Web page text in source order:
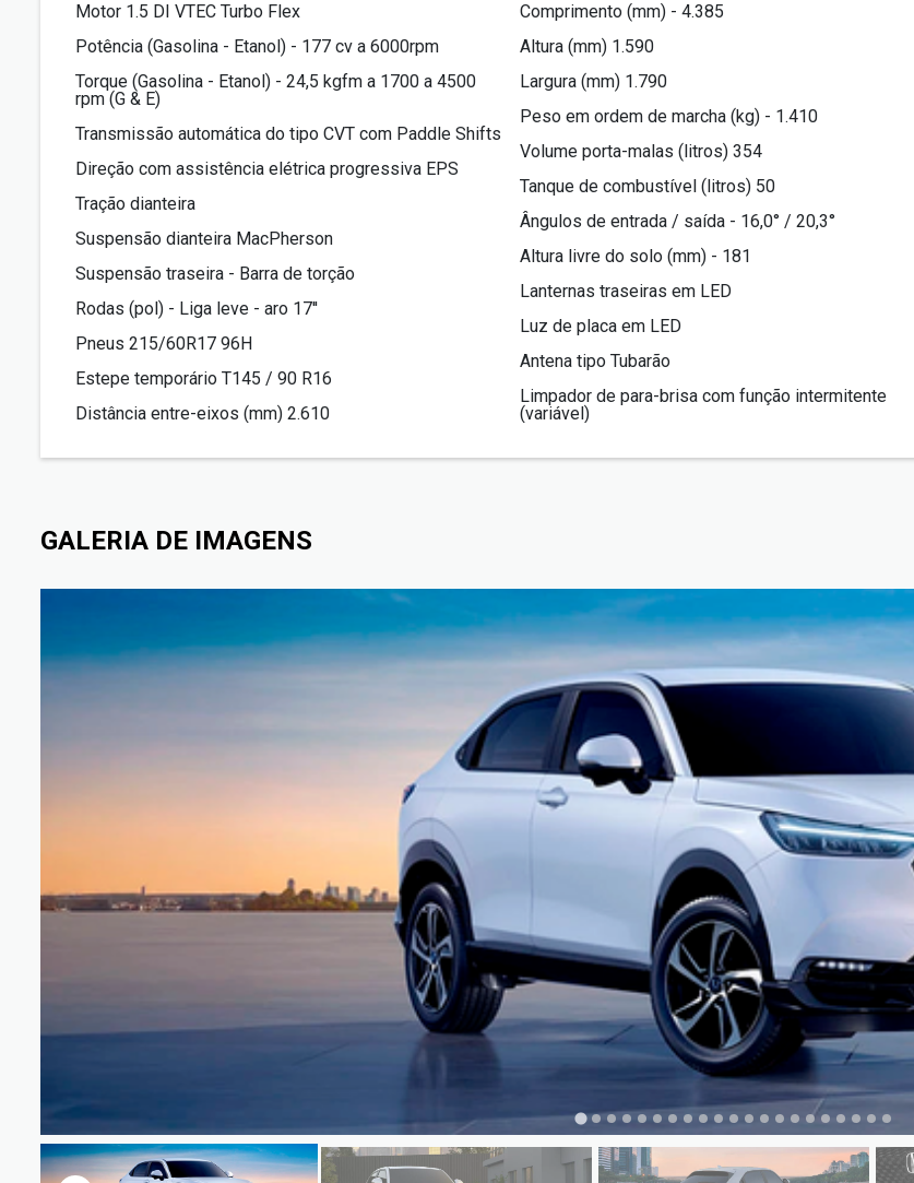
Motor 1.5 DI VTEC Turbo Flex
Potência (Gasolina - Etanol) - 177 cv a 6000rpm
Torque (Gasolina - Etanol) - 24,5 kgfm a 1700 a 4500
rpm (G & E)
Transmissão automática do tipo CVT com Paddle Shifts
Direção com assistência elétrica progressiva EPS
Tração dianteira
Suspensão dianteira MacPherson
Suspensão traseira - Barra de torção
Rodas (pol) - Liga leve - aro 17''
Pneus 215/60R17 96H
Estepe temporário T145 / 90 R16
Distância entre-eixos (mm) 2.610
Comprimento (mm) - 4.385
Altura (mm) 1.590
Largura (mm) 1.790
Peso em ordem de marcha (kg) - 1.410
Volume porta-malas (litros) 354
Tanque de combustível (litros) 50
Ângulos de entrada / saída - 16,0° / 20,3°
Altura livre do solo (mm) - 181
Lanternas traseiras em LED
Luz de placa em LED
Antena tipo Tubarão
Limpador de para-brisa com função intermitente
(variável)
GALERIA DE IMAGENS